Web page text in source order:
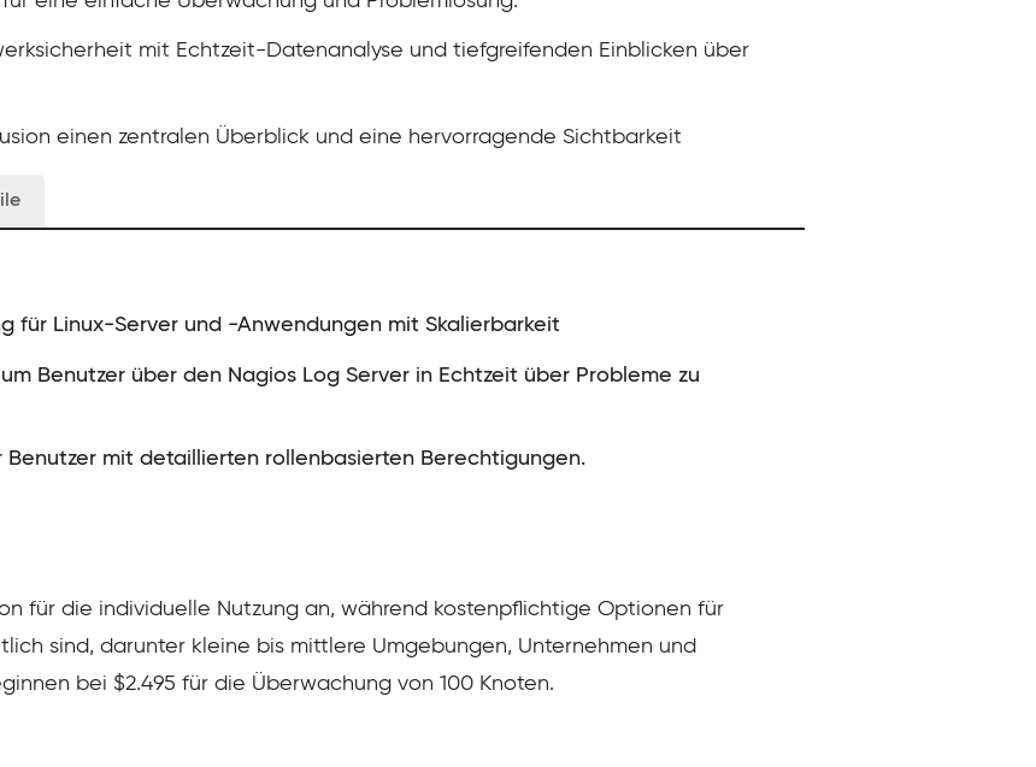
mit Echtzeit-Datenanalyse und tiefgreifenden Einblicken über
einen zentralen Überblick und eine hervorragende Sichtbarkeit
für Linux-Server und -Anwendungen mit Skalierbarkeit
Benutzer über den Nagios Log Server in Echtzeit über Probleme zu
mit detaillierten rollenbasierten Berechtigungen.
für die individuelle Nutzung an, während kostenpflichtige Optionen für
sind, darunter kleine bis mittlere Umgebungen, Unternehmen und
bei $2.495 für die Überwachung von 100 Knoten.